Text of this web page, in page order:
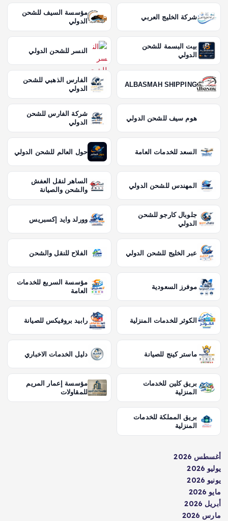
شركة الخليج العربي
مؤسسة السيف للشحن
الدولي
بيت البسمة للشحن
الدولي
النسر للشحن الدولي
ALBASMAH SHIPPING
الفارس الذهبي للشحن
الدولي
هوم سيف للشحن الدولي
شركة الفارس للشحن
الدولي
السعد للخدمات العامة حول العالم للشحن الدولي
المهندس للشحن الدولي
الساهر لنقل العفش
والشحن والصيانة
جلوبال كارجو للشحن
الدولي
وورلد وايد إكسبريس
عبر الخليج للشحن الدولي الفلاح للنقل والشحن
موفرز السعودية
مؤسسة السريع للخدمات
العامة
الكوثر للخدمات المنزلية رابيد بروفيكس للصيانة
ماستر كينج للصيانة دليل الخدمات الاخباري
بريق كلين للخدمات
المنزلية
مؤسسة إعمار المريم
للمقاولات
بريق المملكة للخدمات
المنزلية
أغسطس 2026
يوليو 2026
يونيو 2026
مايو 2026
أبريل 2026
مارس 2026